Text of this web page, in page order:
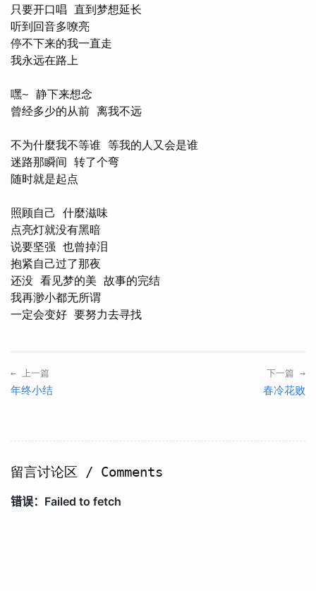
只要开口唱 直到梦想延长
听到回音多嘹亮
停不下来的我一直走
我永远在路上
嘿~ 静下来想念
曾经多少的从前 离我不远
不为什麼我不等谁 等我的人又会是谁
迷路那瞬间 转了个弯
随时就是起点
照顾自己 什麼滋味
点亮灯就没有黑暗
说要坚强 也曾掉泪
抱紧自己过了那夜
还没 看见梦的美 故事的完结
我再渺小都无所谓
← 上一篇
年终小结
下一篇 →
春冷花败
留言讨论区 / Comments